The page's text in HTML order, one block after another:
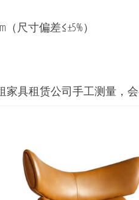
（尺寸偏差≤±5%）
家具租赁公司手工测量，